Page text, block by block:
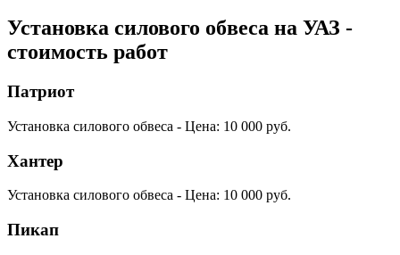
Установка силового обвеса на УАЗ -
стоимость работ
Патриот
Установка силового обвеса - Цена: 10 000 руб.
Хантер
Установка силового обвеса - Цена: 10 000 руб.
Пикап